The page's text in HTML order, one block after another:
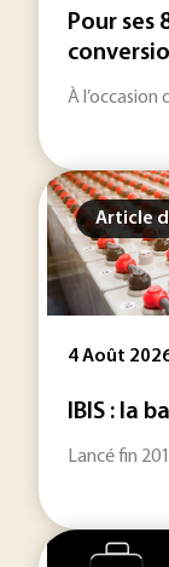
Pour ses
À l’occasion
Article
4 Août
IBIS : la
Lancé fin